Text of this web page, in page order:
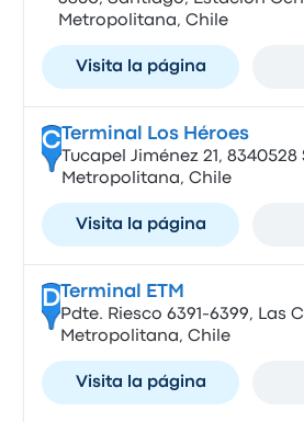
Metropolitana, Chile
Visita la página
CTerminal Los Héroes
Tucapel Jiménez 21,
Metropolitana, Chile
Visita la página
DTerminal ETM
Pdte. Riesco 6391-6399, Las
Metropolitana, Chile
Visita la página